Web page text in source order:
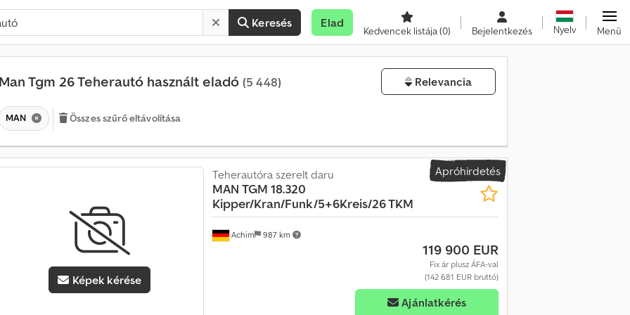
Keresés Elad
Kedvencek listája(0) Bejelentkezés Nyelv Menü
Man Tgm 26 Teherautó használt eladó (5 448) Relevancia
MAN Összes szűrő eltávolítása
Apróhirdetés
Képek kérése
Achim 987 km
Teherautóra szerelt daru
MAN TGM 18.320
Kipper/Kran/Funk/5+6Kreis/26 TKM
119 900 EUR
Fix ár plusz ÁFA-val
(142 681 EUR bruttó)
Ajánlatkérés
H
a
v